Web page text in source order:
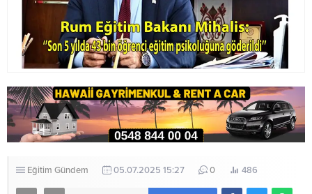
Eğitim Gündem 05.07.2025 15:27 0 486